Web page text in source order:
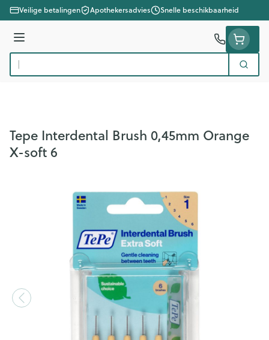
Ga naar de inhoud
Veilige betalingen Apothekersadvies Snelle beschikbaarheid
Menu
Product, merk, categorie...
Zoek
Tepe Interdental Brush 0,45mm Orange
X-soft 6